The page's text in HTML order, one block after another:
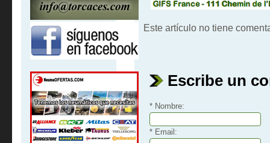
Este artículo no tiene
Escribe un
* Nombre:
* Email: